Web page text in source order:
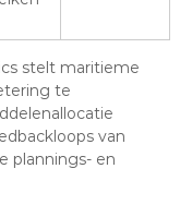
stelt maritieme
te
van
plannings- en